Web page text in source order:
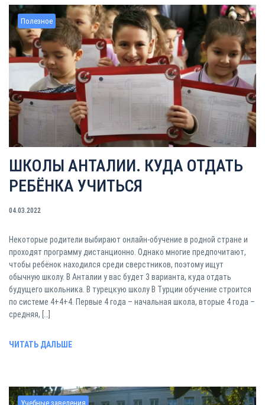
Полезное
ШКОЛЫ АНТАЛИИ. КУДА ОТДАТЬ
РЕБЁНКА УЧИТЬСЯ
04.03.2022
Некоторые родители выбирают онлайн-обучение в родной стране и
проходят программу дистанционно. Однако многие предпочитают,
чтобы ребёнок находился среди сверстников, поэтому ищут
обычную школу. В Анталии у вас будет 3 варианта, куда отдать
будущего школьника. В турецкую школу В Турции обучение строится
по системе 4+4+4. Первые 4 года – начальная школа, вторые 4 года –
средняя, […]
ЧИТАТЬ ДАЛЬШЕ
Учебные заведения